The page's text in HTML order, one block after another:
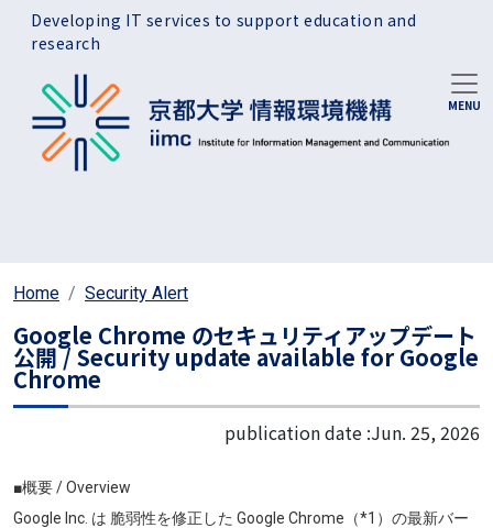
Skip to main content
Developing IT services to support education and
research
Home Security Alert
Google Chrome のセキュリティアップデート
公開 / Security update available for Google
Chrome
publication date :Jun. 25, 2026
■概要 / Overview
Google Inc. は 脆弱性を修正した Google Chrome（*1）の最新バー